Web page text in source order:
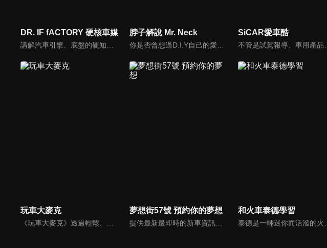
DR. IF fACTORY 硬核車媒 脖子解說 Mr. Neck SiCAR愛車酷
玩車大麥克
《玩車大麥克》透過輕鬆、愉快的方式，把汽車、親子、旅遊與美食等相關資訊傳達給網友們。玩樂生活、輕鬆懂車！
夢想街57號 預約你的夢想
提供最新最即時的新車資訊、邀請汽車達人分享試車報告，同時幫觀眾做最仔細的車款集評！還有專家分享最實用、最省錢的愛車維修撇步，甚至將難得一見的限量車、改裝車直接搬到棚內，將更專業、更豐富、更多元化的內容呈現給觀眾。
和火車泰德學習
泰德是一輛迷你而活潑的火車。 它總是在嘗